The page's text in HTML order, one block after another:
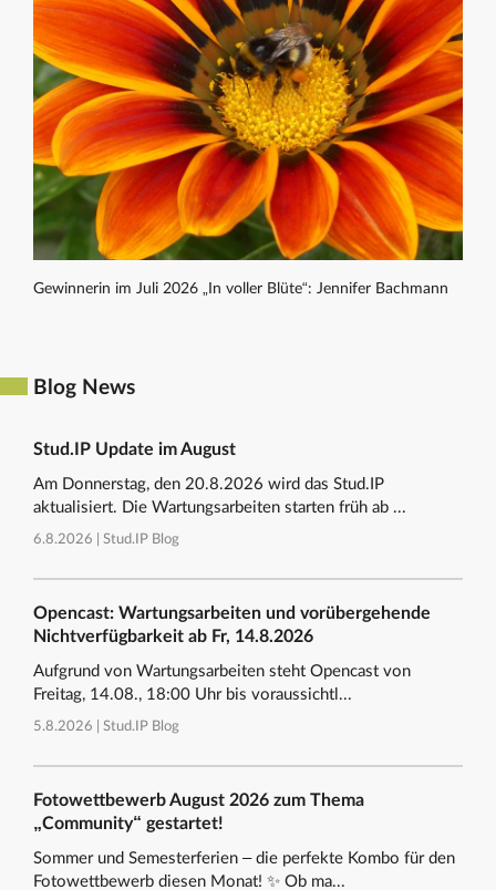
Gewinnerin im Juli 2026 „In voller Blüte“: Jennifer Bachmann
Blog News
Stud.IP Update im August
Am Donnerstag, den 20.8.2026 wird das Stud.IP
aktualisiert. Die Wartungsarbeiten starten früh ab ...
6.8.2026 | Stud.IP Blog
Opencast: Wartungsarbeiten und vorübergehende
Nichtverfügbarkeit ab Fr, 14.8.2026
Aufgrund von Wartungsarbeiten steht Opencast von
Freitag, 14.08., 18:00 Uhr bis voraussichtl...
5.8.2026 | Stud.IP Blog
Fotowettbewerb August 2026 zum Thema
„Community“ gestartet!
Sommer und Semesterferien – die perfekte Kombo für den
Fotowettbewerb diesen Monat! ✨ Ob ma...